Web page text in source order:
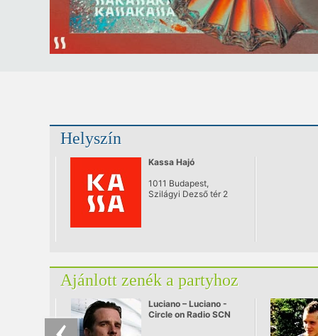
Helyszín
Kassa Hajó
1011 Budapest,
Szilágyi Dezső tér 2
Ajánlott zenék a partyhoz
Luciano – Luciano -
Circle on Radio SCN